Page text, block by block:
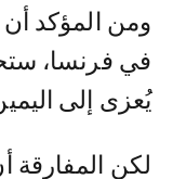
ومن المؤكد أن
في فرنسا،
يُعزى إلى
لكن المفارقة